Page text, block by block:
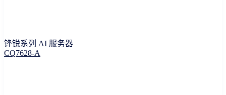
锋锐系列 AI 服务器
CQ7628-A